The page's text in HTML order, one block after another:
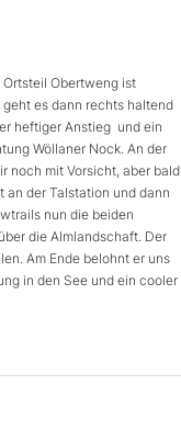
Obertweng ist
es dann rechts haltend
heftiger Anstieg und ein
Wöllaner Nock. An der
noch mit Vorsicht, aber bald
an der Talstation und dann
nun die beiden
die Almlandschaft. Der
Am Ende belohnt er uns
in den See und ein cooler